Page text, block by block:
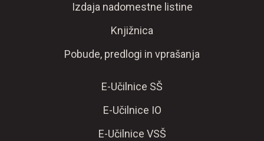
Izdaja nadomestne listine
Knjižnica
Pobude, predlogi in vprašanja
E-Učilnice SŠ
E-Učilnice IO
E-Učilnice VSŠ